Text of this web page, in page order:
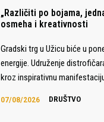
„Različiti po bojama,
osmeha i kreativnosti
Gradski trg u Užicu biće u
energije. Udruženje
kroz inspirativnu
07/08/2026 DRUŠTVO